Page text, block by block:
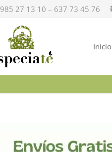
985 27 13 10 – 637 73 45 76
Inicio